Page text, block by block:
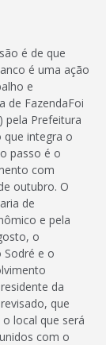
é de que
é uma ação
e
de FazendaFoi
pela Prefeitura
que integra o
passo é o
com
outubro. O
de
e pela
o
Sodré e o
da
que
local que será
com o